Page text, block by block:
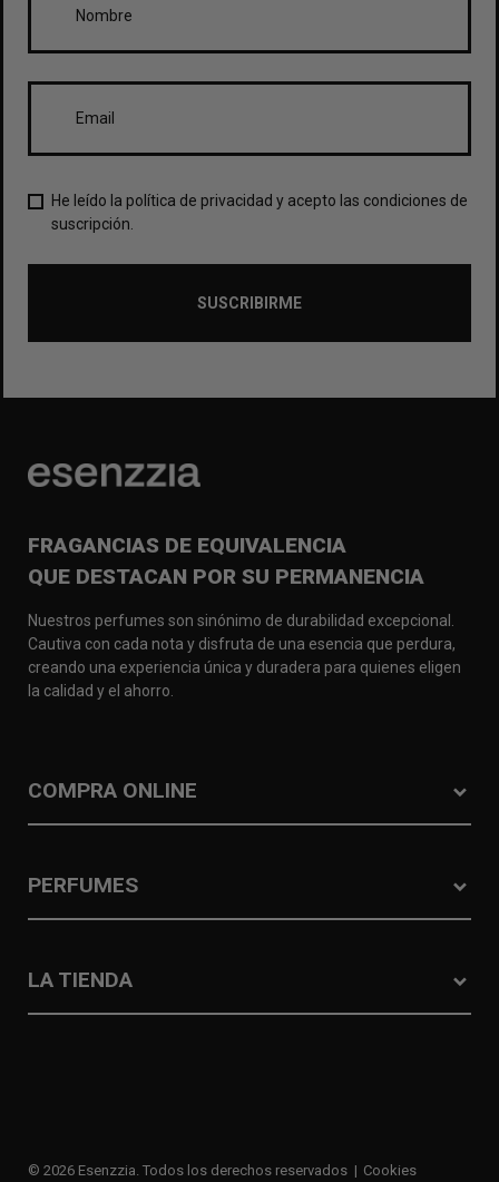
He leído la política de privacidad y acepto las condiciones de
suscripción.
SUSCRIBIRME
FRAGANCIAS DE EQUIVALENCIA
QUE DESTACAN POR SU PERMANENCIA
Nuestros perfumes son sinónimo de durabilidad excepcional.
Cautiva con cada nota y disfruta de una esencia que perdura,
creando una experiencia única y duradera para quienes eligen
la calidad y el ahorro.
COMPRA ONLINE
PERFUMES
LA TIENDA
© 2026 Esenzzia. Todos los derechos reservados
Cookies